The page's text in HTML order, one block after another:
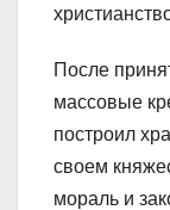
После
массовые
построил
своем
мораль и